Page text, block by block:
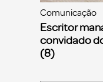
Comunicação
Escritor
convidado
(8)